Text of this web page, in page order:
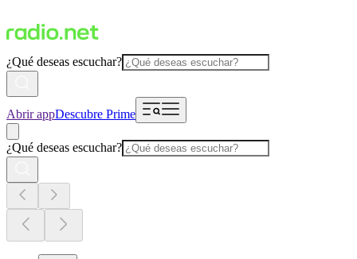
¿Qué deseas escuchar?
Abrir appDescubre Prime
¿Qué deseas escuchar?